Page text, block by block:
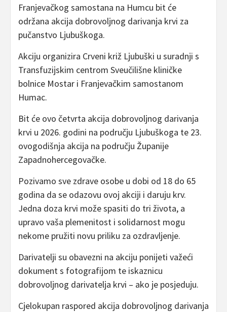
Franjevačkog samostana na Humcu bit će
održana akcija dobrovoljnog darivanja krvi za
pučanstvo Ljubuškoga.
Akciju organizira Crveni križ Ljubuški u suradnji s
Transfuzijskim centrom Sveučilišne kliničke
bolnice Mostar i Franjevačkim samostanom
Humac.
Bit će ovo četvrta akcija dobrovoljnog darivanja
krvi u 2026. godini na području Ljubuškoga te 23.
ovogodišnja akcija na području Županije
Zapadnohercegovačke.
Pozivamo sve zdrave osobe u dobi od 18 do 65
godina da se odazovu ovoj akciji i daruju krv.
Jedna doza krvi može spasiti do tri života, a
upravo vaša plemenitost i solidarnost mogu
nekome pružiti novu priliku za ozdravljenje.
Darivatelji su obavezni na akciju ponijeti važeći
dokument s fotografijom te iskaznicu
dobrovoljnog darivatelja krvi – ako je posjeduju.
Cjelokupan raspored akcija dobrovoljnog darivanja